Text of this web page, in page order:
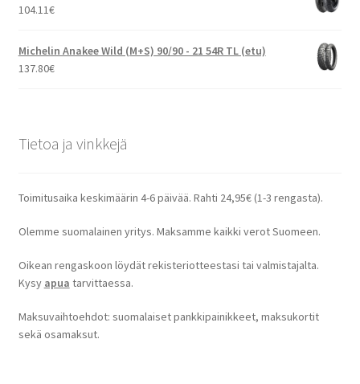
104.11€
Michelin Anakee Wild (M+S) 90/90 - 21 54R TL (etu)
137.80€
Tietoa ja vinkkejä
Toimitusaika keskimäärin 4-6 päivää. Rahti 24,95€ (1-3 rengasta).
Olemme suomalainen yritys. Maksamme kaikki verot Suomeen.
Oikean rengaskoon löydät rekisteriotteestasi tai valmistajalta.
Kysy apua tarvittaessa.
Maksuvaihtoehdot: suomalaiset pankkipainikkeet, maksukortit
sekä osamaksut.